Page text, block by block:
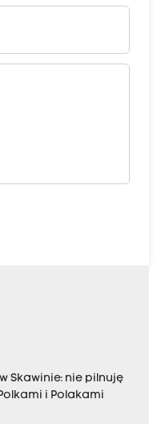
Skawinie: nie pilnuję
i Polakami